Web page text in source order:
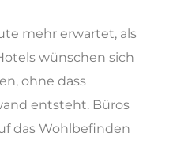
mehr erwartet, als
wünschen sich
ohne dass
entsteht. Büros
das Wohlbefinden